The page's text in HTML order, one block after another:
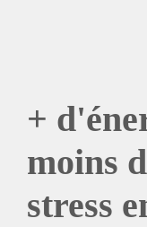
+
moins
stress